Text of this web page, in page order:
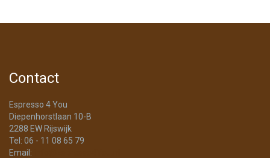
Contact
Espresso 4 You
Diepenhorstlaan 10-B
2288 EW Rijswijk
Tel: 06 - 11 08 65 79
Email: